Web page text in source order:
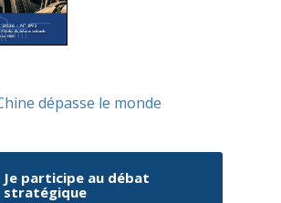
dépasse le monde
Je participe au débat
stratégique